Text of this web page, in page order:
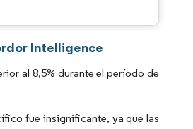
Intelligence
al 8,5% durante el período de
fue insignificante, ya que las